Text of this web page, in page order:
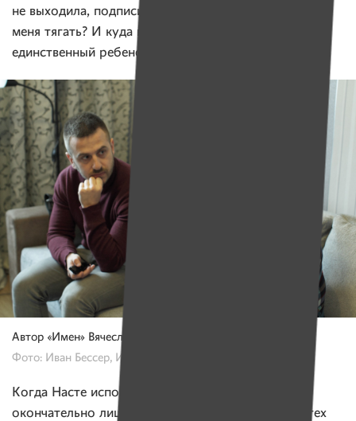
не выходила, подписи собирала. Неужели нужно так
меня тягать? И куда ни приду — везде так. Это что,
единственный ребенок-инвалид у меня?
Автор «Имен» Вячеслав Корсак общается с мамой Насти
Фото: Иван Бессер, Имена
Когда Насте исполнилось четыре года, она
окончательно лишилась возможности ходить. С тех